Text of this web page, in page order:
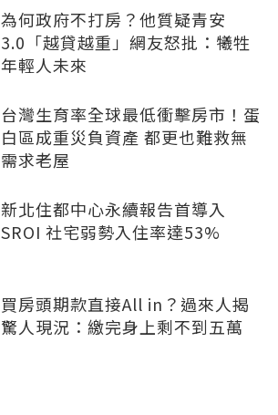
為何政府不打房？他質疑青安
3.0「越貸越重」網友怒批：犧牲
年輕人未來
台灣生育率全球最低衝擊房市！蛋
白區成重災負資產 都更也難救無
需求老屋
新北住都中心永續報告首導入
SROI 社宅弱勢入住率達53%
買房頭期款直接All in？過來人揭
驚人現況：繳完身上剩不到五萬